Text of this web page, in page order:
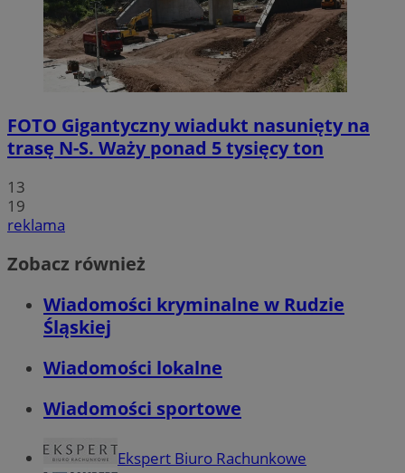
FOTO Gigantyczny wiadukt nasunięty na
trasę N-S. Waży ponad 5 tysięcy ton
13
19
reklama
Zobacz również
Wiadomości kryminalne w Rudzie
Śląskiej
Wiadomości lokalne
Wiadomości sportowe
Ekspert Biuro Rachunkowe